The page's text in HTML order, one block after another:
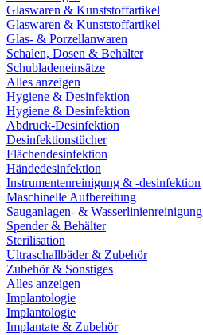
Glaswaren & Kunststoffartikel
Glaswaren & Kunststoffartikel
Glas- & Porzellanwaren
Schalen, Dosen & Behälter
Schubladeneinsätze
Alles anzeigen
Hygiene & Desinfektion
Hygiene & Desinfektion
Abdruck-Desinfektion
Desinfektionstücher
Flächendesinfektion
Händedesinfektion
Instrumentenreinigung & -desinfektion
Maschinelle Aufbereitung
Sauganlagen- & Wasserlinienreinigung
Spender & Behälter
Sterilisation
Ultraschallbäder & Zubehör
Zubehör & Sonstiges
Alles anzeigen
Implantologie
Implantologie
Implantate & Zubehör